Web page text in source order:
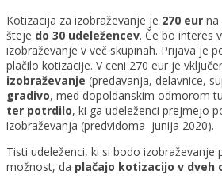
Kotizacija za izobraževanje je 270 eur na
šteje do 30 udeležencev. Če bo interes
izobraževanje v več skupinah. Prijava je
plačilo kotizacije. V ceni 270 eur je
izobraževanje (predavanja, delavnice,
gradivo, med dopoldanskim odmorom
ter potrdilo, ki ga udeleženci prejmejo
izobraževanja (predvidoma junija 2020).
Tisti udeleženci, ki si bodo izobraževanje
možnost, da plačajo kotizacijo v dveh